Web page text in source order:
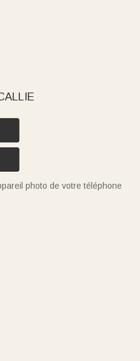
photo de votre téléphone